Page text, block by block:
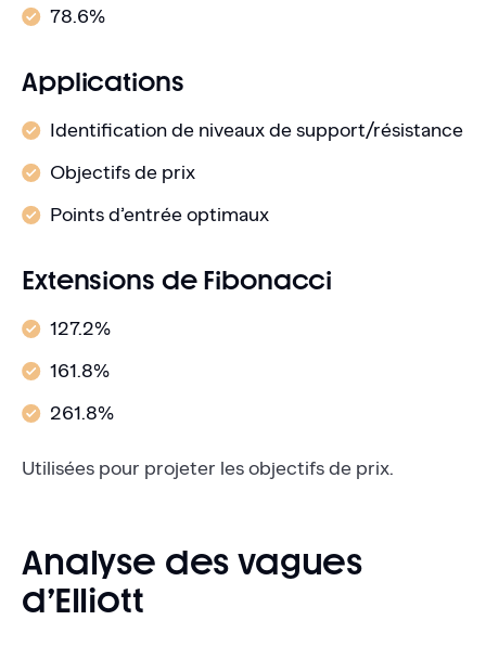
78.6%
Applications
Identification de niveaux de support/résistance
Objectifs de prix
Points d’entrée optimaux
Extensions de Fibonacci
127.2%
161.8%
261.8%
Utilisées pour projeter les objectifs de prix.
Analyse des vagues
d’Elliott